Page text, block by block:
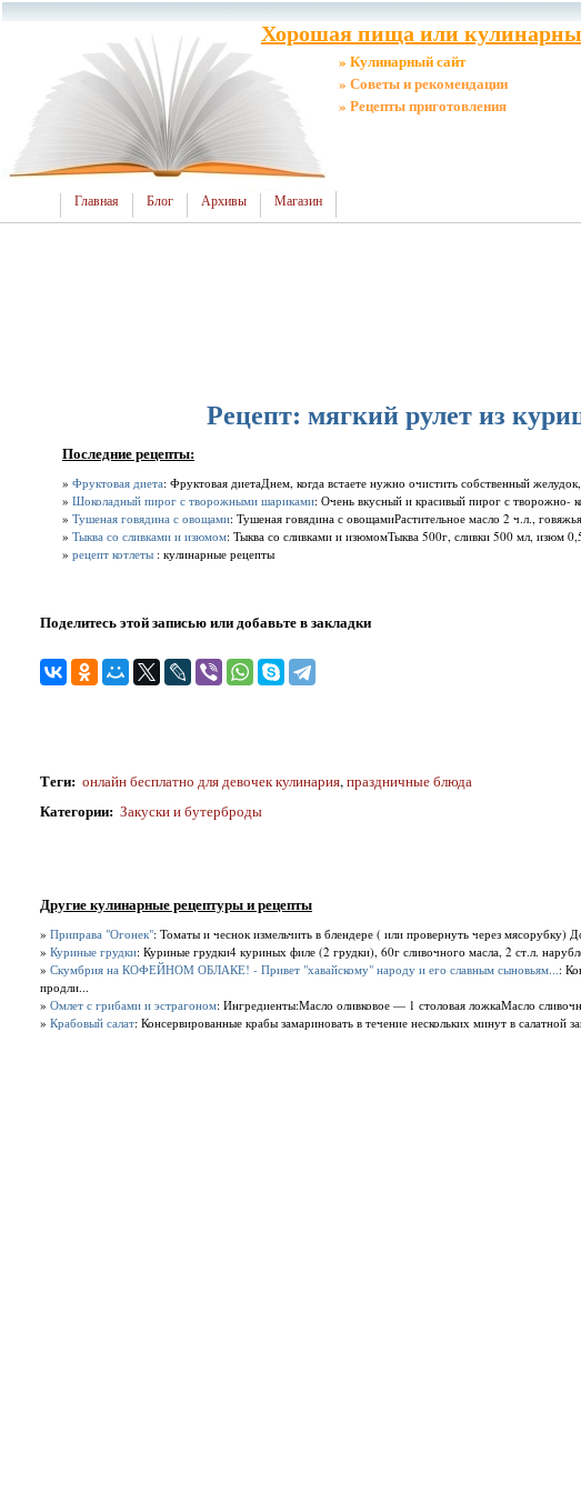
Хорошая пища или
» Кулинарный сайт
» Советы и рекомендации
» Рецепты приготовления
Главная Блог Архивы Магазин
Рецепт: мягкий рулет из
Последние рецепты:
» Фруктовая диета: Фруктовая диетаДнем, когда встаете нужно очистить собственный
» Шоколадный пирог с творожными шариками: Очень вкусный и красивый пирог с творожно-
» Тушеная говядина с овощами: Тушеная говядина с овощамиРастительное масло 2 ч.л.,
» Тыква со сливками и изюмом: Тыква со сливками и изюмомТыква 500г, сливки 500 мл, изюм
» рецепт котлеты : кулинарные рецепты
Поделитесь этой записью или добавьте в закладки
Теги: онлайн бесплатно для девочек кулинария,праздничные блюда
Категории: Закуски и бутерброды
Другие кулинарные рецептуры и рецепты
» Приправа "Огонек": Томаты и чеснок измельчить в блендере ( или провернуть через мясорубку)
» Куриные грудки: Куриные грудки4 куриных филе (2 грудки), 60г сливочного масла, 2 ст.л.
» Скумбрия на КОФЕЙНОМ ОБЛАКЕ! - Привет "хавайскому" народу и его славным сыновьям...:
продли...
» Омлет с грибами и эстрагоном: Ингредиенты:Масло оливковое — 1 столовая ложкаМасло
» Крабовый салат: Консервированные крабы замариновать в течение нескольких минут в салатной